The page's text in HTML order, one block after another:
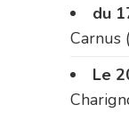
du
Carnus
Le